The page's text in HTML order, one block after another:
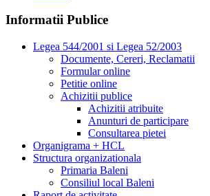
Informatii Publice
Legea 544/2001 si Legea 52/2003
Documente, Cereri, Reclamatii
Formular online
Petitie online
Achizitii publice
Achizitii atribuite
Anunturi de participare
Consultarea pietei
Organigrama + HCL
Structura organizationala
Primaria Baleni
Consiliul local Baleni